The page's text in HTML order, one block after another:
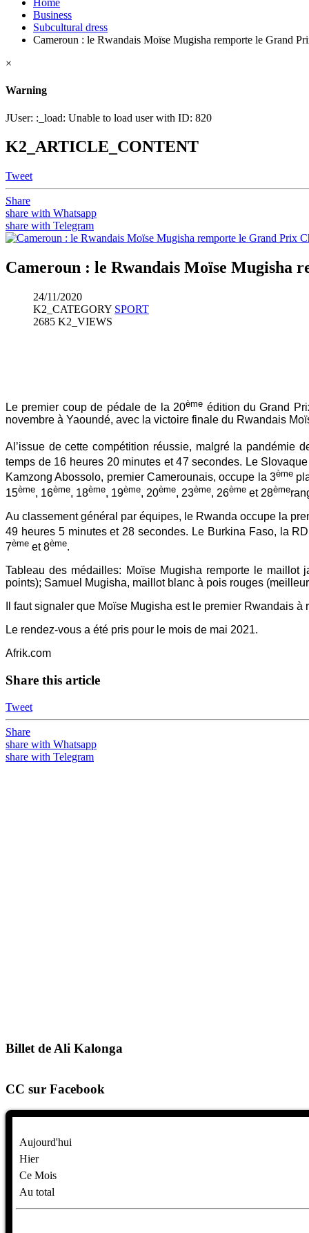
Home
Business
Subcultural dress
Cameroun : le Rwandais Moïse Mugisha remporte le Grand
×
Warning
JUser: :_load: Unable to load user with ID: 820
K2_ARTICLE_CONTENT
Tweet
Share
share with Whatsapp
share with Telegram
Cameroun : le Rwandais Moïse Mugisha
24/11/2020
K2_CATEGORY SPORT
2685 K2_VIEWS
Le premier coup de pédale de la 20ème édition du Grand
novembre à Yaoundé, avec la victoire finale du Rwandais
Al’issue de cette compétition réussie, malgré la pandémie
temps de 16 heures 20 minutes et 47 secondes. Le
Kamzong Abossolo, premier Camerounais, occupe la 3ème
15ème, 16ème, 18ème, 19ème, 20ème, 23ème, 26ème et 28ème
Au classement général par équipes, le Rwanda occupe la
49 heures 5 minutes et 28 secondes. Le Burkina Faso, la
7ème et 8ème.
Tableau des médailles: Moïse Mugisha remporte le
points); Samuel Mugisha, maillot blanc à pois rouges
Il faut signaler que Moïse Mugisha est le premier Rwandais
Le rendez-vous a été pris pour le mois de mai 2021.
Afrik.com
Share this article
Tweet
Share
share with Whatsapp
share with Telegram
Billet de Ali Kalonga
CC sur Facebook
Aujourd'hui
Hier
Ce Mois
Au total